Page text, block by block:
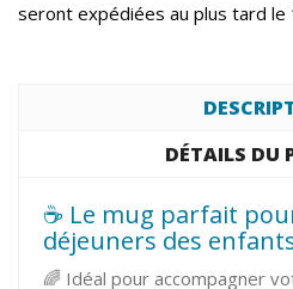
seront expédiées au plus tard le
DÉTAILS DU
☕ Le mug parfait
déjeuners des
🌈 Idéal pour accompagner